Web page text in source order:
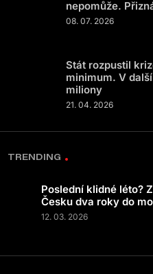
nepomůže.
08. 07. 2026
Stát rozpustil
minimum. V
miliony
21. 04. 2026
TRENDING
Poslední klidné léto?
Česku dva roky do
12. 03. 2026